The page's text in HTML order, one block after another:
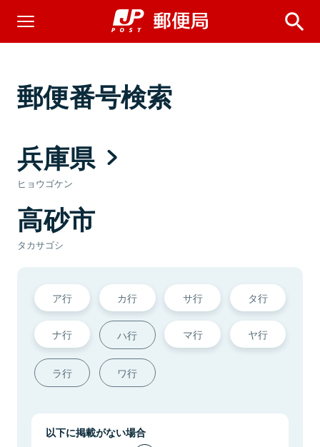
郵便番号検索
兵庫県
ヒョウゴケン
高砂市
タカサゴシ
ア行 カ行 サ行 タ行
ナ行 ハ行 マ行 ヤ行
ラ行 ワ行
以下に掲載がない場合